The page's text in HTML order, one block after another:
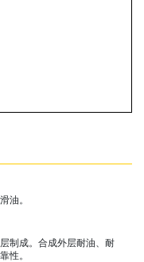
油。
制成。合成外层耐油、耐
性。